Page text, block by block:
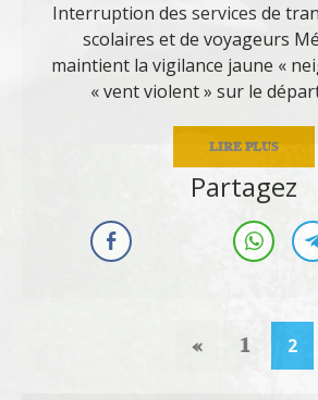
Interruption des services de
scolaires et de voyageurs
maintient la vigilance jaune «
« vent violent » sur le
LIRE PLUS
Partagez
« 1 2